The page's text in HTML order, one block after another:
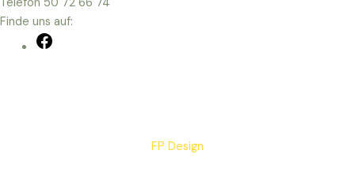
Finde uns auf:
FP Design